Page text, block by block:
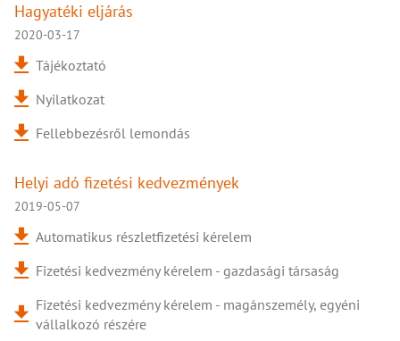
Hagyatéki eljárás
2020-03-17
Tájékoztató
Nyilatkozat
Fellebbezésről lemondás
Helyi adó fizetési kedvezmények
2019-05-07
Automatikus részletfizetési kérelem
Fizetési kedvezmény kérelem - gazdasági társaság
Fizetési kedvezmény kérelem - magánszemély, egyéni
vállalkozó részére